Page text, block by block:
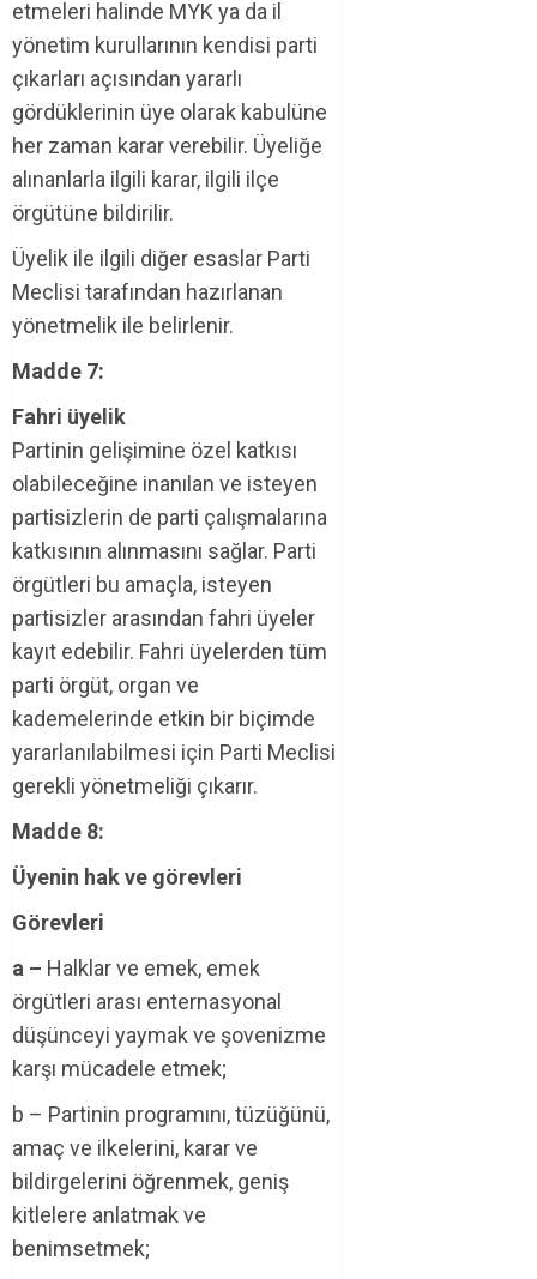
etmeleri halinde MYK ya da il
yönetim kurullarının kendisi parti
çıkarları açısından yararlı
gördüklerinin üye olarak kabulüne
her zaman karar verebilir. Üyeliğe
alınanlarla ilgili karar, ilgili ilçe
örgütüne bildirilir.
Üyelik ile ilgili diğer esaslar Parti
Meclisi tarafından hazırlanan
yönetmelik ile belirlenir.
Madde 7:
Fahri üyelik
Partinin gelişimine özel katkısı
olabileceğine inanılan ve isteyen
partisizlerin de parti çalışmalarına
katkısının alınmasını sağlar. Parti
örgütleri bu amaçla, isteyen
partisizler arasından fahri üyeler
kayıt edebilir. Fahri üyelerden tüm
parti örgüt, organ ve
kademelerinde etkin bir biçimde
yararlanılabilmesi için Parti Meclisi
gerekli yönetmeliği çıkarır.
Madde 8:
Üyenin hak ve görevleri
Görevleri
a – Halklar ve emek, emek
örgütleri arası enternasyonal
düşünceyi yaymak ve şovenizme
karşı mücadele etmek;
b – Partinin programını, tüzüğünü,
amaç ve ilkelerini, karar ve
bildirgelerini öğrenmek, geniş
kitlelere anlatmak ve
benimsetmek;